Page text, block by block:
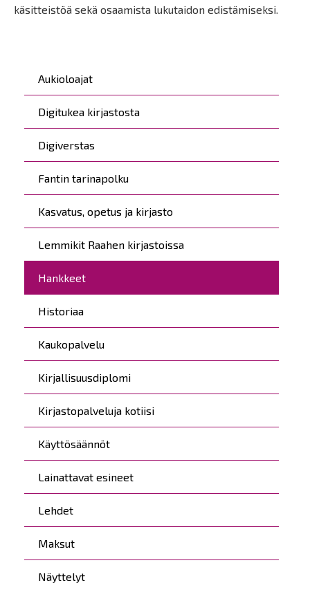
Päävalikko
Aukioloajat
Digitukea kirjastosta
Digiverstas
Fantin tarinapolku
Kasvatus, opetus ja kirjasto
Lemmikit Raahen kirjastoissa
Hankkeet
Historiaa
Kaukopalvelu
Kirjallisuusdiplomi
Kirjastopalveluja kotiisi
Käyttösäännöt
Lainattavat esineet
Lehdet
Maksut
Näyttelyt
käsitteistöä sekä osaamista lukutaidon edistämiseksi.